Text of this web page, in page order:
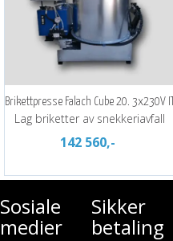
Brikettpresse Falach Cube 20. 3x230V IT
Lag briketter av snekkeriavfall
142 560,-
Sosiale
medier
Sikker
betaling